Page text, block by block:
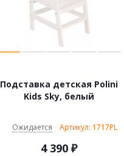
Подставка детская Polini
Kids Sky, белый
Ожидается Артикул: 1717PL
4 390₽